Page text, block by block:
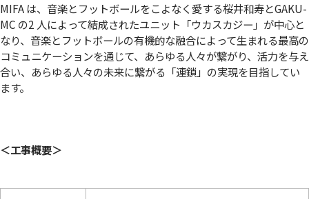
MIFA は、音楽とフットボールをこよなく愛する桜井和寿とGAKU-
MC の2 人によって結成されたユニット「ウカスカジー」が中心と
なり、音楽とフットボールの有機的な融合によって生まれる最高の
コミュニケーションを通じて、あらゆる人々が繋がり、活力を与え
合い、あらゆる人々の未来に繋がる「連鎖」の実現を目指してい
ます。
＜工事概要＞